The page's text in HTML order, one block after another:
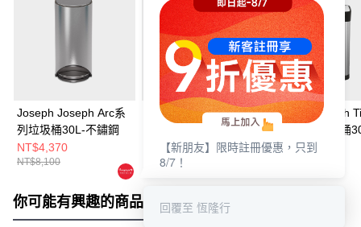
Joseph Joseph Arc系
列垃圾桶30L-不鏽鋼
NT$4,370
NT$8,100
Joseph Joseph Totem
系列分類垃圾桶40L-白
NT$9,290
NT$10,330
Joseph Joseph
系列壓縮垃圾桶
鏽鋼
NT$9,990
你可能有興趣的商品 全站排行
【新朋友】限時註冊優惠，只到
8/7！
回覆至 恆隆行